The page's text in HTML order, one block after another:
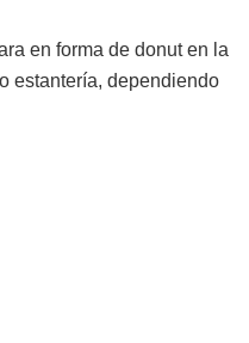
en forma de donut en la
estantería, dependiendo